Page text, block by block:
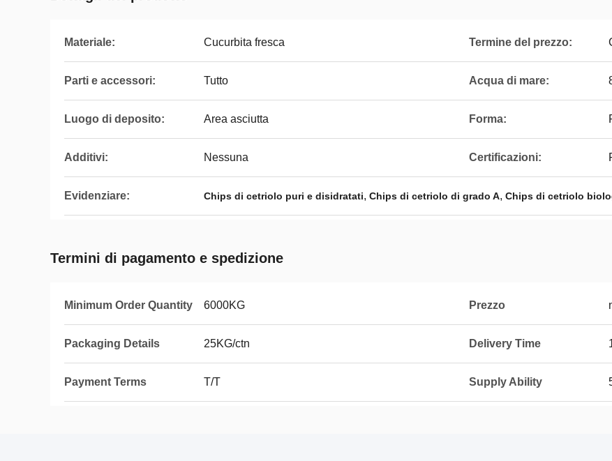
Materiale: Cucurbita fresca Termine del prezzo:
Parti e accessori: Tutto Acqua di mare:
Luogo di deposito: Area asciutta Forma:
Additivi: Nessuna Certificazioni:
Evidenziare: Chips di cetriolo puri e disidratati, Chips di cetriolo di grado A, Chips di cetriolo
Termini di pagamento e spedizione
Minimum Order Quantity 6000KG Prezzo
Packaging Details 25KG/ctn Delivery Time
Payment Terms T/T Supply Ability